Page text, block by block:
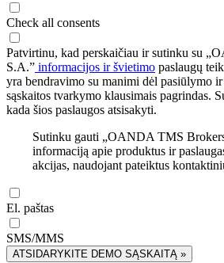
Check all consents
Patvirtinu, kad perskaičiau ir sutinku su
S.A.” informacijos ir švietimo paslaugų
yra bendravimo su manimi dėl pasiūlymo
sąskaitos tvarkymo klausimais pagrindas.
kada šios paslaugos atsisakyti.
Sutinku gauti „OANDA TMS
informaciją apie produktus ir
akcijas, naudojant pateiktus
El. paštas
SMS/MMS
ATSIDARYKITE DEMO SĄSKAITĄ »